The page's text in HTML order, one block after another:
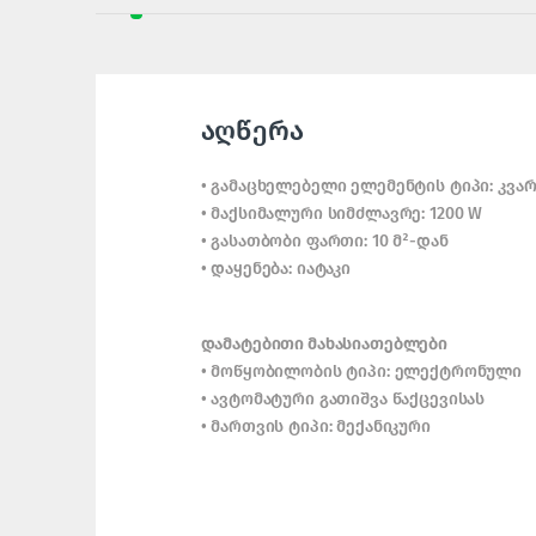
აღწერა
• გამაცხელებელი ელემენტის ტიპი:
• მაქსიმალური სიმძლავრე: 1200 W
• გასათბობი ფართი: 10 მ²-დან
• დაყენება: იატაკი
დამატებითი მახასიათებლები
• მოწყობილობის ტიპი: ელექტრონული
• ავტომატური გათიშვა წაქცევისას
• მართვის ტიპი: მექანიკური